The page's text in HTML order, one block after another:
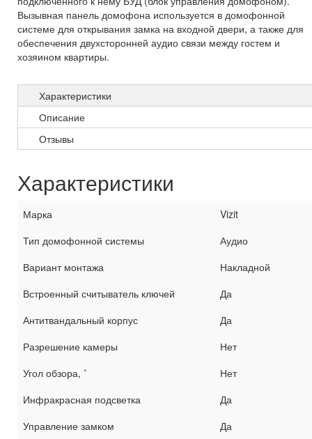
Вызывная панель домофона используется в домофонной
системе для открывания замка на входной двери, а также для
обеспечения двухсторонней аудио связи между гостем и
хозяином квартиры.
Характеристики
Описание
Отзывы
Характеристики
Марка
Vizit
Тип домофонной системы
Аудио
Вариант монтажа
Накладной
Встроенный считыватель ключей
Да
Антитвандальный корпус
Да
Разрешение камеры
Нет
Угол обзора, ˚
Нет
Инфракрасная подсветка
Да
Управление замком
Да